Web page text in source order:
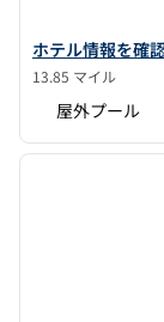
ヒルトン・サン
ホテル情報を確
13.85 マイル
屋外プール
1/11
前の画像